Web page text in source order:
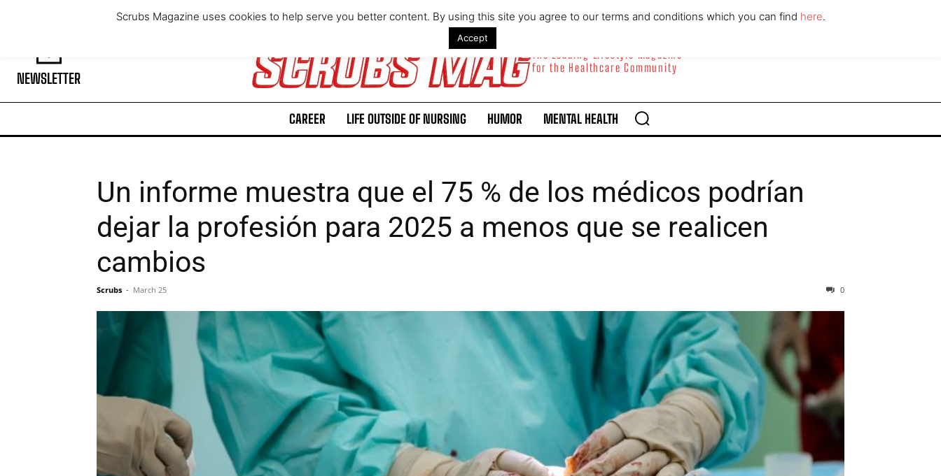
Thursday, August 6, 2026
NEWSLETTER
The Leading Lifestyle Magazine
for the Healthcare Community
CAREER LIFE OUTSIDE OF NURSING HUMOR MENTAL HEALTH
Un informe muestra que el 75 % de los médicos podrían
dejar la profesión para 2025 a menos que se realicen
cambios
Scrubs - March 25 0
Scrubs Magazine uses cookies to help serve you better content. By using this site you agree to our terms and conditions which you can find here.
Accept